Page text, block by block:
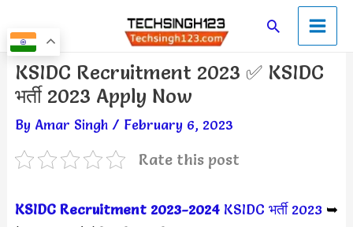
to
content
SearchMain
Menu
KSIDC Recruitment 2023 ✅ KSIDC
भर्ती 2023 Apply Now
By Amar Singh / February 6, 2023
Rate this post
KSIDC Recruitment 2023-2024 KSIDC भर्ती 2023➥
Post
navigation